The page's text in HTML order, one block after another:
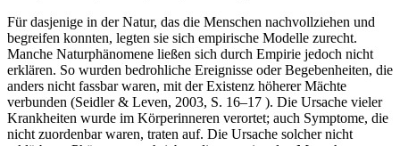
Für dasjenige in der Natur, das die Menschen nachvollziehen und
begreifen konnten, legten sie sich empirische Modelle zurecht.
Manche Naturphänomene ließen sich durch Empirie jedoch nicht
erklären. So wurden bedrohliche Ereignisse oder Begebenheiten, die
anders nicht fassbar waren, mit der Existenz höherer Mächte
verbunden (Seidler & Leven, 2003, S. 16–17 ). Die Ursache vieler
Krankheiten wurde im Körperinneren verortet; auch Symptome, die
nicht zuordenbar waren, traten auf. Die Ursache solcher nicht